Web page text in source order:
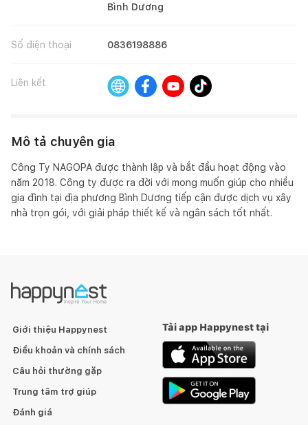
Bình Dương
Số điện thoại 0836198886
Liên kết
Mô tả chuyên gia
Công Ty NAGOPA được thành lập và bắt đầu hoạt động vào
năm 2018. Công ty được ra đời với mong muốn giúp cho nhiều
gia đình tại địa phương Bình Dương tiếp cận được dịch vụ xây
nhà trọn gói, với giải pháp thiết kế và ngân sách tốt nhất.
Giới thiệu Happynest
Điều khoản và chính sách
Câu hỏi thường gặp
Trung tâm trợ giúp
Đánh giá
Tải app Happynest tại